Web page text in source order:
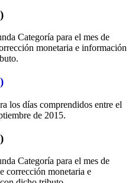
Categoría para el mes de
monetaria e información
los días comprendidos entre el
de 2015.
Categoría para el mes de
corrección monetaria e